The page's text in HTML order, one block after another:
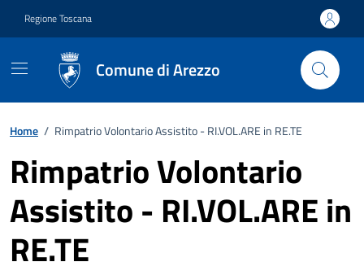
Regione Toscana
Comune di Arezzo
Home / Rimpatrio Volontario Assistito - RI.VOL.ARE in RE.TE
Rimpatrio Volontario
Assistito - RI.VOL.ARE in
RE.TE